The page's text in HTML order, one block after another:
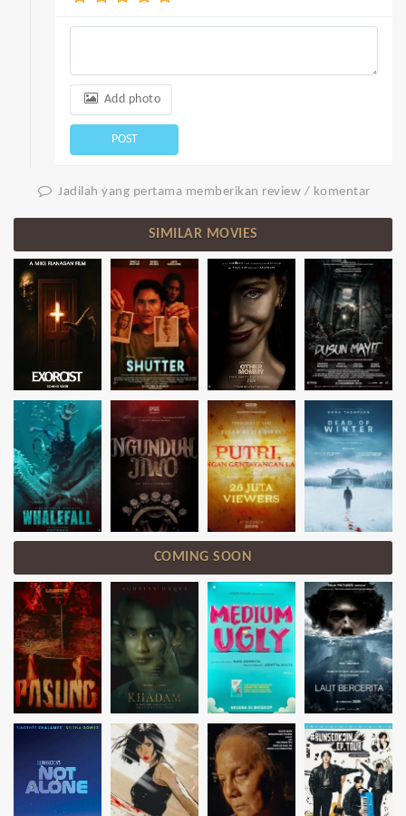
Add photo
POST
Jadilah yang pertama memberikan review / komentar
SIMILAR MOVIES
COMING SOON